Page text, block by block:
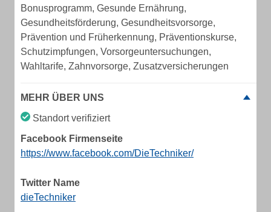
Bonusprogramm, Gesunde Ernährung,
Gesundheitsförderung, Gesundheitsvorsorge,
Prävention und Früherkennung, Präventionskurse,
Schutzimpfungen, Vorsorgeuntersuchungen,
Wahltarife, Zahnvorsorge, Zusatzversicherungen
MEHR ÜBER UNS
Standort verifiziert
Facebook Firmenseite
https://www.facebook.com/DieTechniker/
Twitter Name
dieTechniker